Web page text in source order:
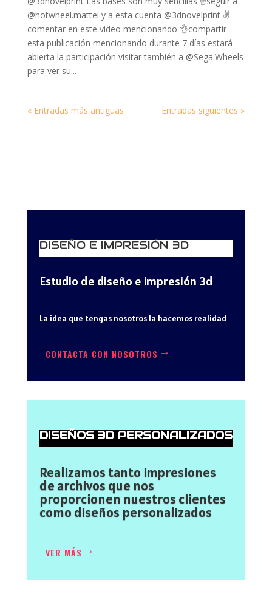
@hotwheel.mattel y a esta cuenta @3dnovelprint ✌️
comentar en este video mencionando 👌compartir
esta publicación mencionando durante 7 días estará
abierta la participación visitar también a @Sega.Wheels
para ver su...
« Entradas más antiguas Entradas siguientes »
DISEÑO E IMPRESIÓN 3D
Estudio de diseño e impresión 3d
La idea que tengas nosotros la hacemos realidad
CONTACTA CON NOSOTROS
DISEÑOS 3D PERSONALIZADOS
Realizamos tanto impresiones
de archivos que nos
proporcionen nuestros clientes
como diseños personalizados
VER MÁS